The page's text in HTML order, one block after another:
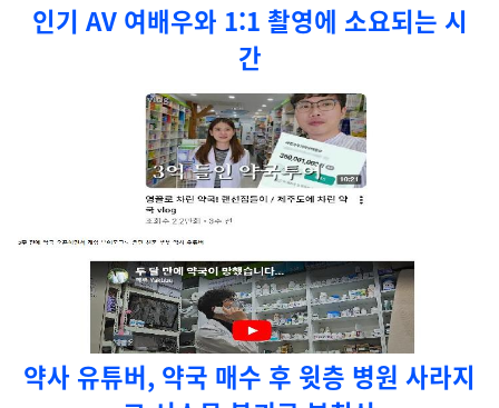
인기 AV 여배우와 1:1 촬영에 소요되는 시
간
약사 유튜버, 약국 매수 후 윗층 병원 사라지